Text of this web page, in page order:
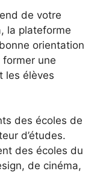
de votre
la plateforme
orientation
former une
les élèves
des écoles de
d’études.
des écoles du
de cinéma,